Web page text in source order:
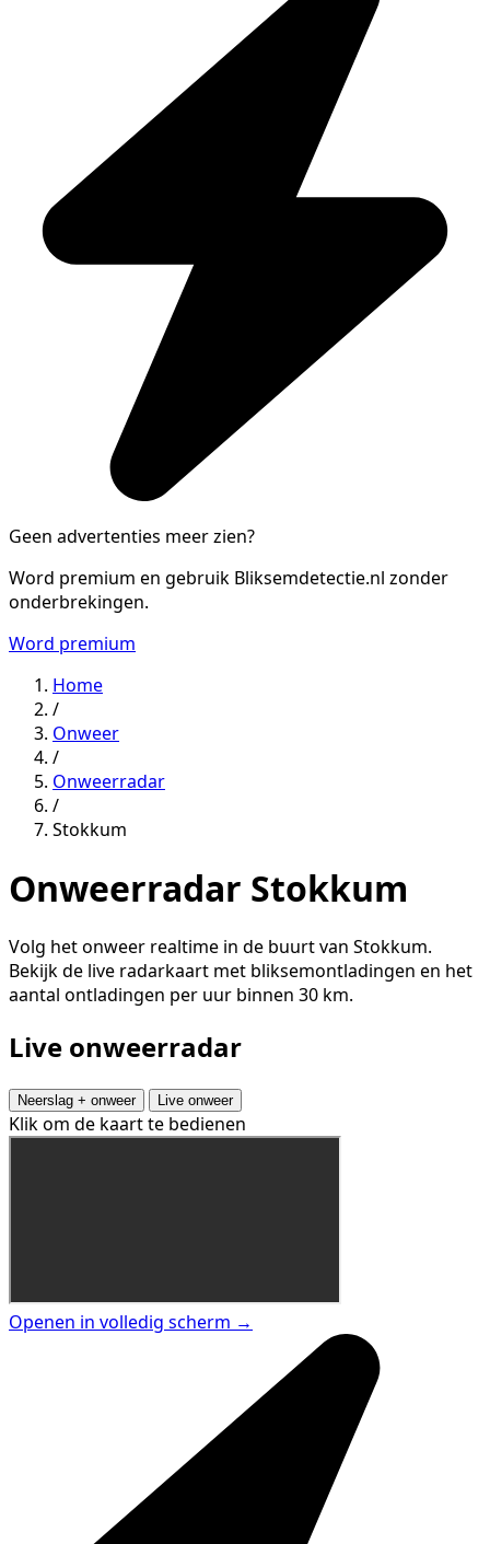
Geen advertenties meer zien?
Word premium en gebruik Bliksemdetectie.nl zonder
onderbrekingen.
Word premium
Home
/
Onweer
/
Onweerradar
/
Stokkum
Onweerradar Stokkum
Volg het onweer realtime in de buurt van Stokkum.
Bekijk de live radarkaart met bliksemontladingen en het
aantal ontladingen per uur binnen 30 km.
Live onweerradar
Neerslag + onweer Live onweer
Klik om de kaart te bedienen
Openen in volledig scherm →